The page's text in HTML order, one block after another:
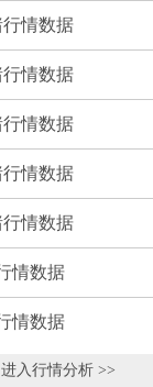
行情数据
行情数据
行情数据
行情数据
行情数据
情数据
情数据
进入行情分析 >>